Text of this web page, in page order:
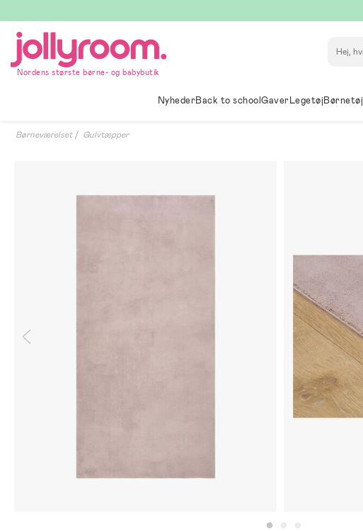
till
innehållet
Nordens største børne- og babybutik
NyhederBack to schoolGaverLegetøjBørnetøj
Børneværelset Gulvtæpper